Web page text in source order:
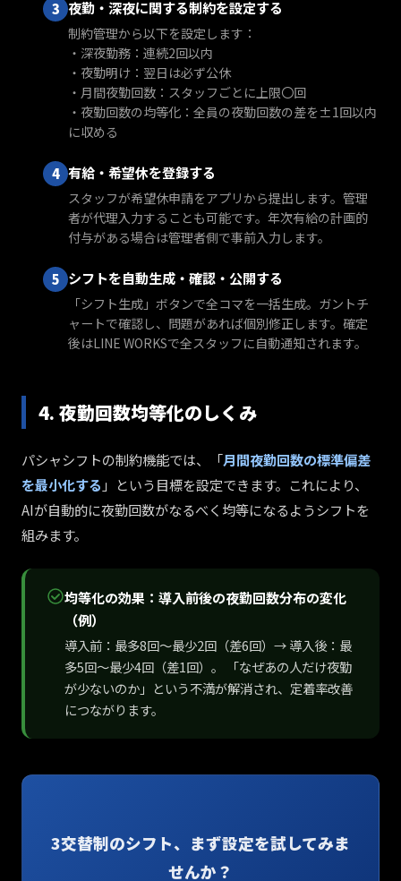
夜勤・深夜に関する制約を設定する
制約管理から以下を設定します：
・深夜勤務：連続2回以内
・夜勤明け：翌日は必ず公休
・月間夜勤回数：スタッフごとに上限〇回
・夜勤回数の均等化：全員の夜勤回数の差を±1回以内
に収める
有給・希望休を登録する
スタッフが希望休申請をアプリから提出します。管理
者が代理入力することも可能です。年次有給の計画的
付与がある場合は管理者側で事前入力します。
シフトを自動生成・確認・公開する
「シフト生成」ボタンで全コマを一括生成。ガントチ
ャートで確認し、問題があれば個別修正します。確定
後はLINE WORKSで全スタッフに自動通知されます。
4. 夜勤回数均等化のしくみ
パシャシフトの制約機能では、「月間夜勤回数の標準偏差
を最小化する 」という目標を設定できます。これにより、
AIが自動的に夜勤回数がなるべく均等になるようシフトを
組みます。
均等化の効果：導入前後の夜勤回数分布の変化
（例）
導入前：最多8回〜最少2回（差6回）→ 導入後：最
多5回〜最少4回（差1回）。 「なぜあの人だけ夜勤
が少ないのか」という不満が解消され、定着率改善
につながります。
3交替制のシフト、まず設定を試してみま
せんか？